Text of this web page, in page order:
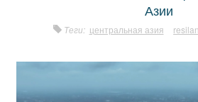
Азии
Теги: центральная азия